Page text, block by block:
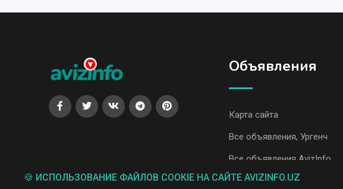
Объявления
Карта сайта
Все объявления, Ургенч
Все объявления AvizInfo
🍪 ИСПОЛЬЗОВАНИЕ ФАЙЛОВ COOKIE НА САЙТЕ AVIZINFO.UZ